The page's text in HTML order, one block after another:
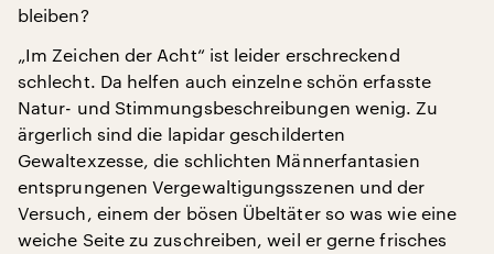
bleiben?
„Im Zeichen der Acht“ ist leider erschreckend
schlecht. Da helfen auch einzelne schön erfasste
Natur- und Stimmungsbeschreibungen wenig. Zu
ärgerlich sind die lapidar geschilderten
Gewaltexzesse, die schlichten Männerfantasien
entsprungenen Vergewaltigungsszenen und der
Versuch, einem der bösen Übeltäter so was wie eine
weiche Seite zu zuschreiben, weil er gerne frisches